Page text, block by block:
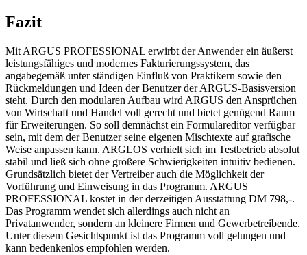
Fazit
Mit ARGUS PROFESSIONAL erwirbt der Anwender ein äußerst
leistungsfähiges und modernes Fakturierungssystem, das
angabegemäß unter ständigen Einfluß von Praktikern sowie den
Rückmeldungen und Ideen der Benutzer der ARGUS-Basisversion
steht. Durch den modularen Aufbau wird ARGUS den Ansprüchen
von Wirtschaft und Handel voll gerecht und bietet genügend Raum
für Erweiterungen. So soll demnächst ein Formulareditor verfügbar
sein, mit dem der Benutzer seine eigenen Mischtexte auf grafische
Weise anpassen kann. ARGLOS verhielt sich im Testbetrieb absolut
stabil und ließ sich ohne größere Schwierigkeiten intuitiv bedienen.
Grundsätzlich bietet der Vertreiber auch die Möglichkeit der
Vorführung und Einweisung in das Programm. ARGUS
PROFESSIONAL kostet in der derzeitigen Ausstattung DM 798,-.
Das Programm wendet sich allerdings auch nicht an
Privatanwender, sondern an kleinere Firmen und Gewerbetreibende.
Unter diesem Gesichtspunkt ist das Programm voll gelungen und
kann bedenkenlos empfohlen werden.